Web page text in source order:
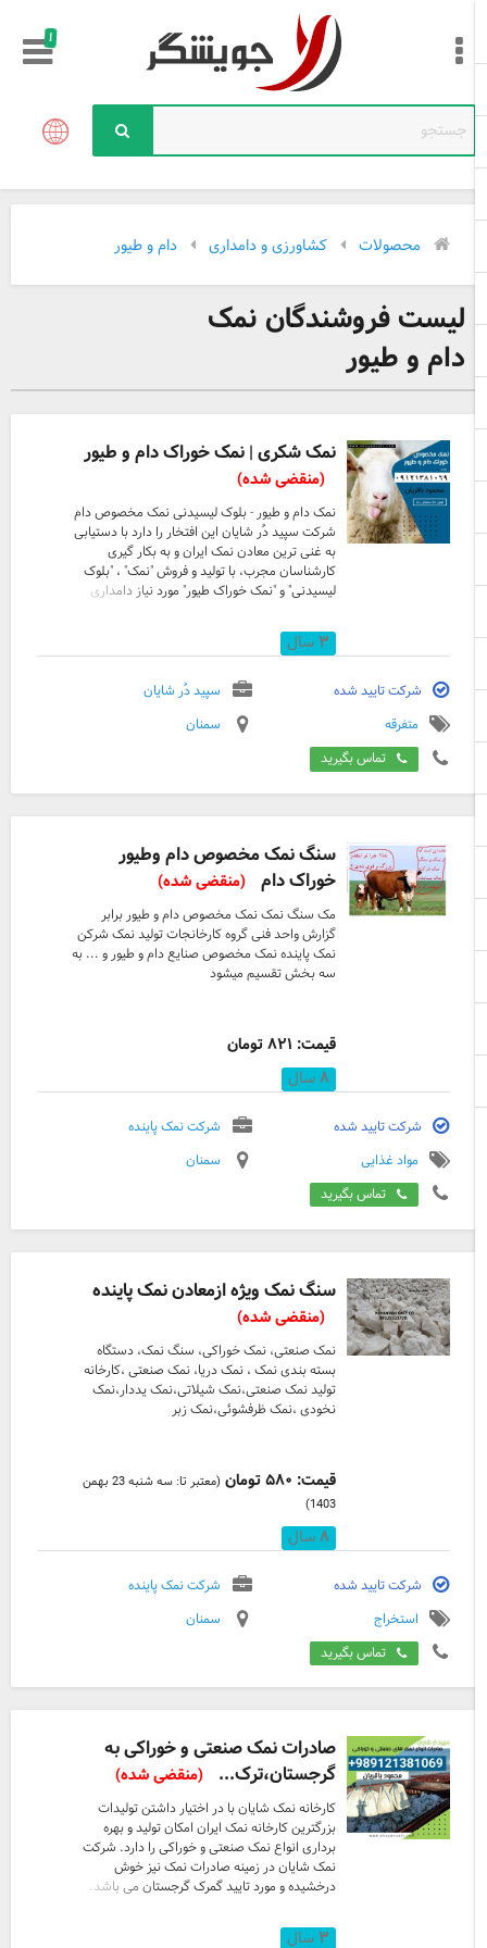
محصولات کشاورزی و دامداری دام و طیور
لیست فروشندگان نمک
دام و طیور
نمک شکری | نمک خوراک دام و طیور
(منقضی شده)
نمک دام و طیور - بلوک لیسیدنی نمک مخصوص دام
شرکت سپید دُر شایان این افتخار را دارد با دستیابی
به غنی ترین معادن نمک ایران و به بکار گیری
کارشناسان مجرب، با تولید و فروش "نمک" ، "بلوک
لیسیدنی" و "نمک خوراک طیور" مورد نیاز دامداری
بالاترین خلوص و کیفیت نیاز کارخانجات مختلف را
در این زمینه در سراسر کشور برآورده سازد. نمک از
دامداران پرندگان و آبزیان است. لازم به ذکر است
اسهال در دام و طیور گردد. نمک دام و طیور مورد
نیاز، بسته به نوع مصرف در صنعت دام و طیور: ن
...
سال
شرکت تایید شده
سپید دُر شایان
متفرقه
سمنان
تماس بگیرید
سنگ نمک مخصوص دام وطیور
خوراک دام
(منقضی شده)
مک سنگ نمک نمک مخصوص دام و طیور برابر
گزارش واحد فنی گروه کارخانجات تولید نمک شرکن
نمک پاینده نمک مخصوص صنایع دام و طیور و ... به
سه بخش تقسیم میشود
قیمت: ۸۲۱ تومان
سال
شرکت تایید شده
شرکت نمک پاینده
مواد غذایی
سمنان
تماس بگیرید
سنگ نمک ویژه ازمعادن نمک پاینده
(منقضی شده)
نمک صنعتی، نمک خوراکی، سنگ نمک، دستگاه
بسته بندی نمک ، نمک دریا، نمک صنعتی ،کارخانه
تولید نمک صنعتی،نمک شیلاتی،نمک یددار،نمک
نخودی ،نمک ظرفشوئی،نمک زبر
قیمت: ۵۸۰ تومان
(معتبر تا: سه شنبه 23 بهمن
1403)
سال
شرکت تایید شده
شرکت نمک پاینده
استخراج
سمنان
تماس بگیرید
صادرات نمک صنعتی و خوراکی به
گرجستان،ترک...
(منقضی شده)
کارخانه نمک شایان با در اختیار داشتن تولیدات
بزرگترین کارخانه نمک ایران امکان تولید و بهره
برداری انواع نمک صنعتی و خوراکی را دارد. شرکت
نمک شایان در زمینه صادرات نمک نیز خوش
درخشیده و مورد تایید گمرک گرجستان می باشد.
نمک خوراکی تصفیه شده، نمک ید دار محصولات
سال